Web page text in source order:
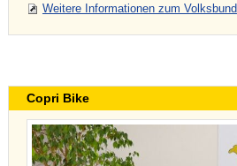
Weitere Informationen zum Volksbund
Copri Bike